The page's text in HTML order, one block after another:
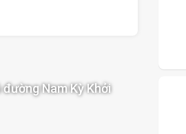
Nam Kỳ Khởi